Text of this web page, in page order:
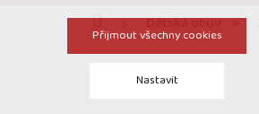
DomůDětská obuv
Přijmout všechny cookies
Nastavit